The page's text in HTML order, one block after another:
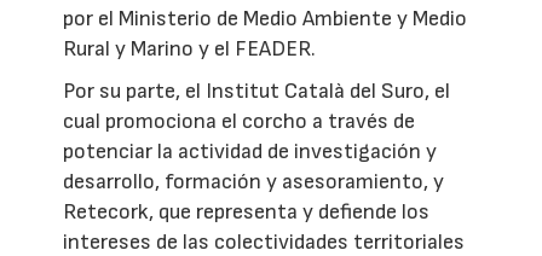
por el Ministerio de Medio Ambiente y Medio
Rural y Marino y el FEADER.
Por su parte, el Institut Català del Suro, el
cual promociona el corcho a través de
potenciar la actividad de investigación y
desarrollo, formación y asesoramiento, y
Retecork, que representa y defiende los
intereses de las colectividades territoriales